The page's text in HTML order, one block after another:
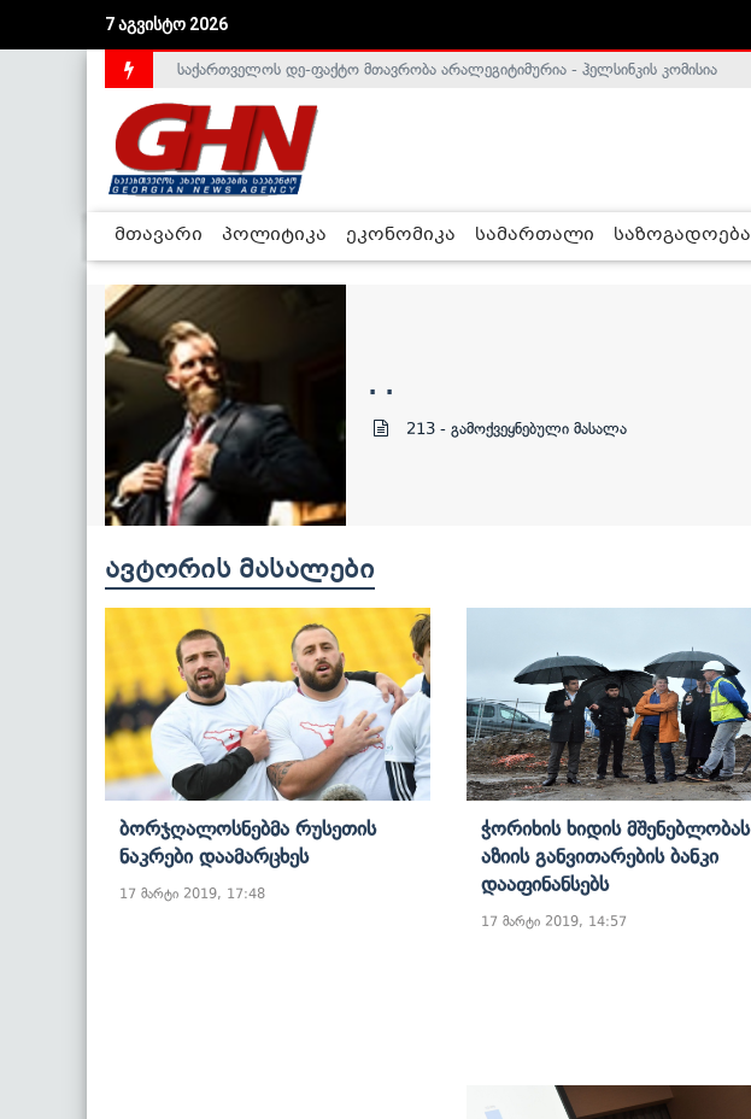
7 აგვისტო 2026
საქართველოს დე-ფაქტო მთავრობა არალეგიტიმურია - ჰელსინკის კომისია
მთავარი პოლიტიკა ეკონომიკა სამართალი საზოგადოება
. .
213 - გამოქვეყნებული მასალა
ავტორის მასალები
Ბორჯღალოსნებმა Რუსეთის
Ნაკრები Დაამარცხეს
17 მარტი 2019, 17:48
Ჭორიხის Ხიდის Მშენებლობას
Აზიის Განვითარების Ბანკი
Დააფინანსებს
17 მარტი 2019, 14:57